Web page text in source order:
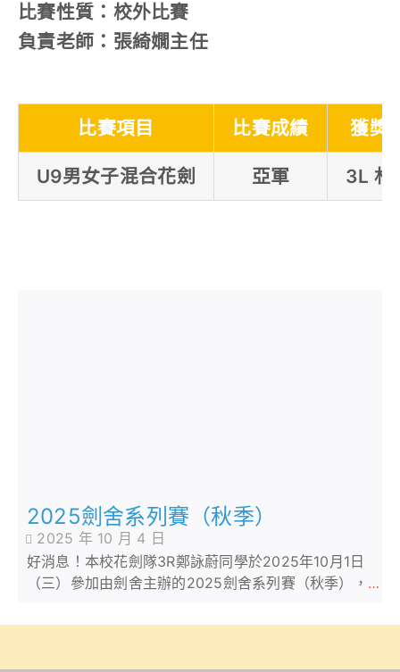
比賽性質：校外比賽
負責老師：張綺嫺主任
比賽項目 比賽成績 獲獎
U9男女子混合花劍 亞軍 3L 林
2025劍舍系列賽（秋季）
2025 年 10 月 4 日
好消息！本校花劍隊3R鄭詠蔚同學於2025年10月1日
（三）參加由劍舍主辦的2025劍舍系列賽（秋季），
了亞軍及季軍佳績